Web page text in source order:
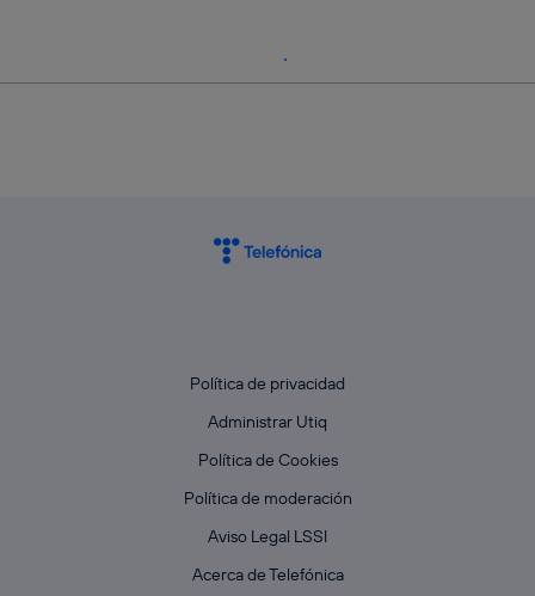
Política de privacidad
Administrar Utiq
Política de Cookies
Política de moderación
Aviso Legal LSSI
Acerca de Telefónica